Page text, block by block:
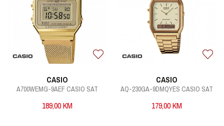
CASIO
A700WEMG-9AEF CASIO SAT
189,00KM
CASIO
AQ-230GA-9DMQYES CASIO SAT
179,00KM